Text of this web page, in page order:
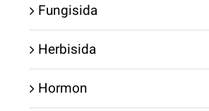
Fungisida
Herbisida
Hormon